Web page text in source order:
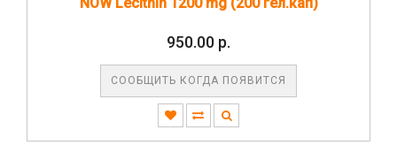
NOW Lecithin 1200 mg (200 гел.кап)
950.00 р.
СООБЩИТЬ КОГДА ПОЯВИТСЯ